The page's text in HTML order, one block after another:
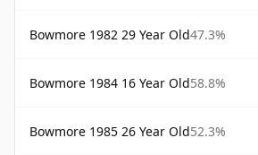
Bowmore 1982 29 Year Old47.3%
Bowmore 1984 16 Year Old58.8%
Bowmore 1985 26 Year Old52.3%